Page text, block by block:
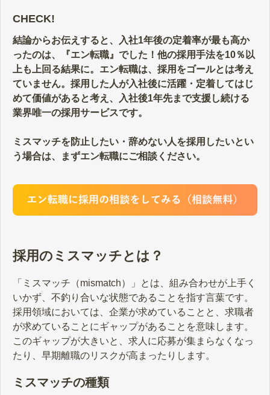
CHECK!
結論からお伝えすると、入社1年後の定着率が最も高か
ったのは、『エン転職』でした！他の採用手法を10％以
上も上回る結果に。エン転職は、採用をゴールとは考え
ていません。採用した人が入社後に活躍・定着してはじ
めて価値があると考え、入社後1年先まで支援し続ける
業界唯一の採用サービスです。
ミスマッチを防止したい・辞めない人を採用したいとい
う場合は、まずエン転職にご相談ください。
採用のミスマッチとは？
「ミスマッチ（mismatch）」とは、組み合わせが上手く
いかず、不釣り合いな状態であることを指す言葉です。
採用領域においては、企業が求めていることと、求職者
が求めていることにギャップがあることを意味します。
このギャップが大きいと、求人に応募が集まらなくなっ
たり、早期離職のリスクが高まったりします。
ミスマッチの種類